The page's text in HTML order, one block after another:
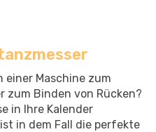
einer Maschine zum
zum Binden von Rücken?
in Ihre Kalender
in dem Fall die perfekte